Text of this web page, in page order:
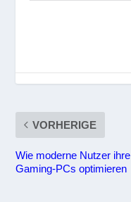
VORHERIGE
Wie moderne Nutzer ihre
Gaming-PCs optimieren